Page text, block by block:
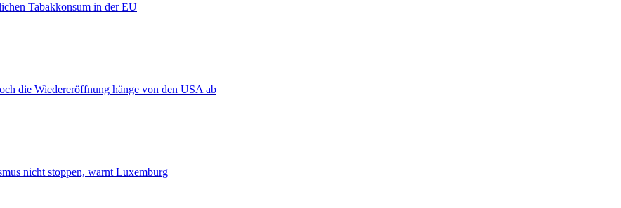
Tabakkonsum in der EU
die Wiedereröffnung hänge von den USA ab
nicht stoppen, warnt Luxemburg